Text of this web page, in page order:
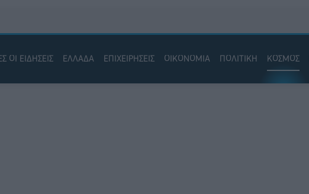
ΟΙ ΕΙΔΗΣΕΙΣ ΕΛΛΑΔΑ ΕΠΙΧΕΙΡΗΣΕΙΣ ΟΙΚΟΝΟΜΙΑ ΠΟΛΙΤΙΚΗ ΚΟΣΜΟΣ